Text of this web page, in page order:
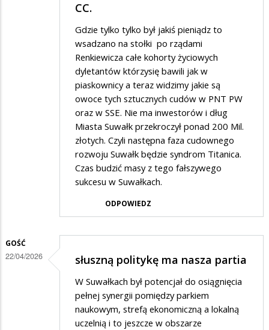
CC.
Gdzie tylko tylko był jakiś pieniądz to
wsadzano na stołki po rządami
Renkiewicza całe kohorty życiowych
dyletantów którzysię bawili jak w
piaskownicy a teraz widzimy jakie są
owoce tych sztucznych cudów w PNT PW
oraz w SSE. Nie ma inwestorów i dług
Miasta Suwałk przekroczył ponad 200 Mil.
złotych. Czyli następna faza cudownego
rozwoju Suwałk będzie syndrom Titanica.
Czas budzić masy z tego fałszywego
sukcesu w Suwałkach.
ODPOWIEDZ
GOŚĆ
22/04/2026 słuszną politykę ma nasza partia
W Suwałkach był potencjał do osiągnięcia
pełnej synergii pomiędzy parkiem
naukowym, strefą ekonomiczną a lokalną
uczelnią i to jeszcze w obszarze